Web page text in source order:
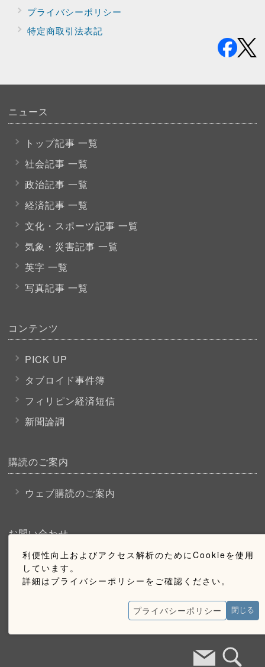
利便性向上およびアクセス解析のためにCookieを使用
しています。
詳細はプライバシーポリシーをご確認ください。
プライバシーポリシー 閉じる
プライバシーポリシー
特定商取引法表記
ニュース
トップ記事 一覧
社会記事 一覧
政治記事 一覧
経済記事 一覧
文化・スポーツ記事 一覧
気象・災害記事 一覧
英字 一覧
写真記事 一覧
コンテンツ
PICK UP
タブロイド事件簿
フィリピン経済短信
新聞論調
購読のご案内
ウェブ購読のご案内
お問い合わせ
採用情報
お問い合わせ